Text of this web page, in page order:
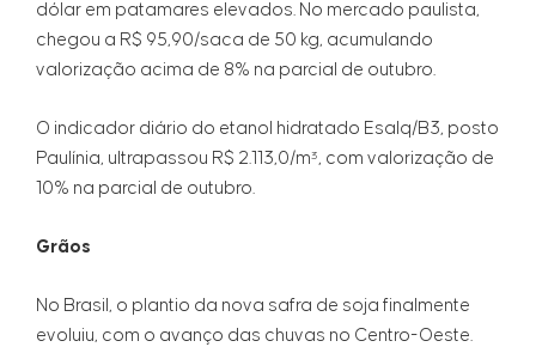
dólar em patamares elevados. No mercado paulista,
chegou a R$ 95,90/saca de 50 kg, acumulando
valorização acima de 8% na parcial de outubro.
O indicador diário do etanol hidratado Esalq/B3, posto
Paulínia, ultrapassou R$ 2.113,0/m³, com valorização de
10% na parcial de outubro.
Grãos
No Brasil, o plantio da nova safra de soja finalmente
evoluiu, com o avanço das chuvas no Centro-Oeste.